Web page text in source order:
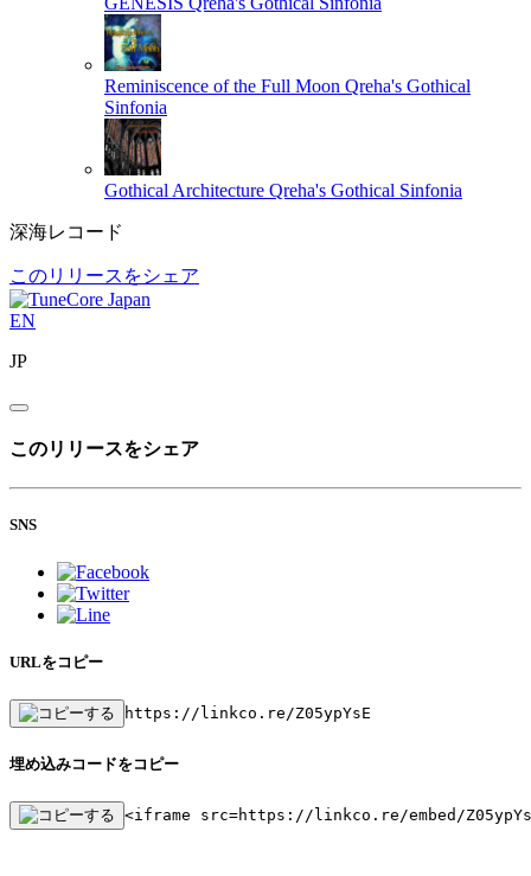
Reminiscence of the Full Moon Qreha's Gothical
Sinfonia
Gothical Architecture Qreha's Gothical Sinfonia
深海レコード
このリリースをシェア
EN
JP
このリリースをシェア
SNS
URLをコピー
https://linkco.re/Z05ypYsE
埋め込みコードをコピー
<iframe src=https://linkco.re/embed/